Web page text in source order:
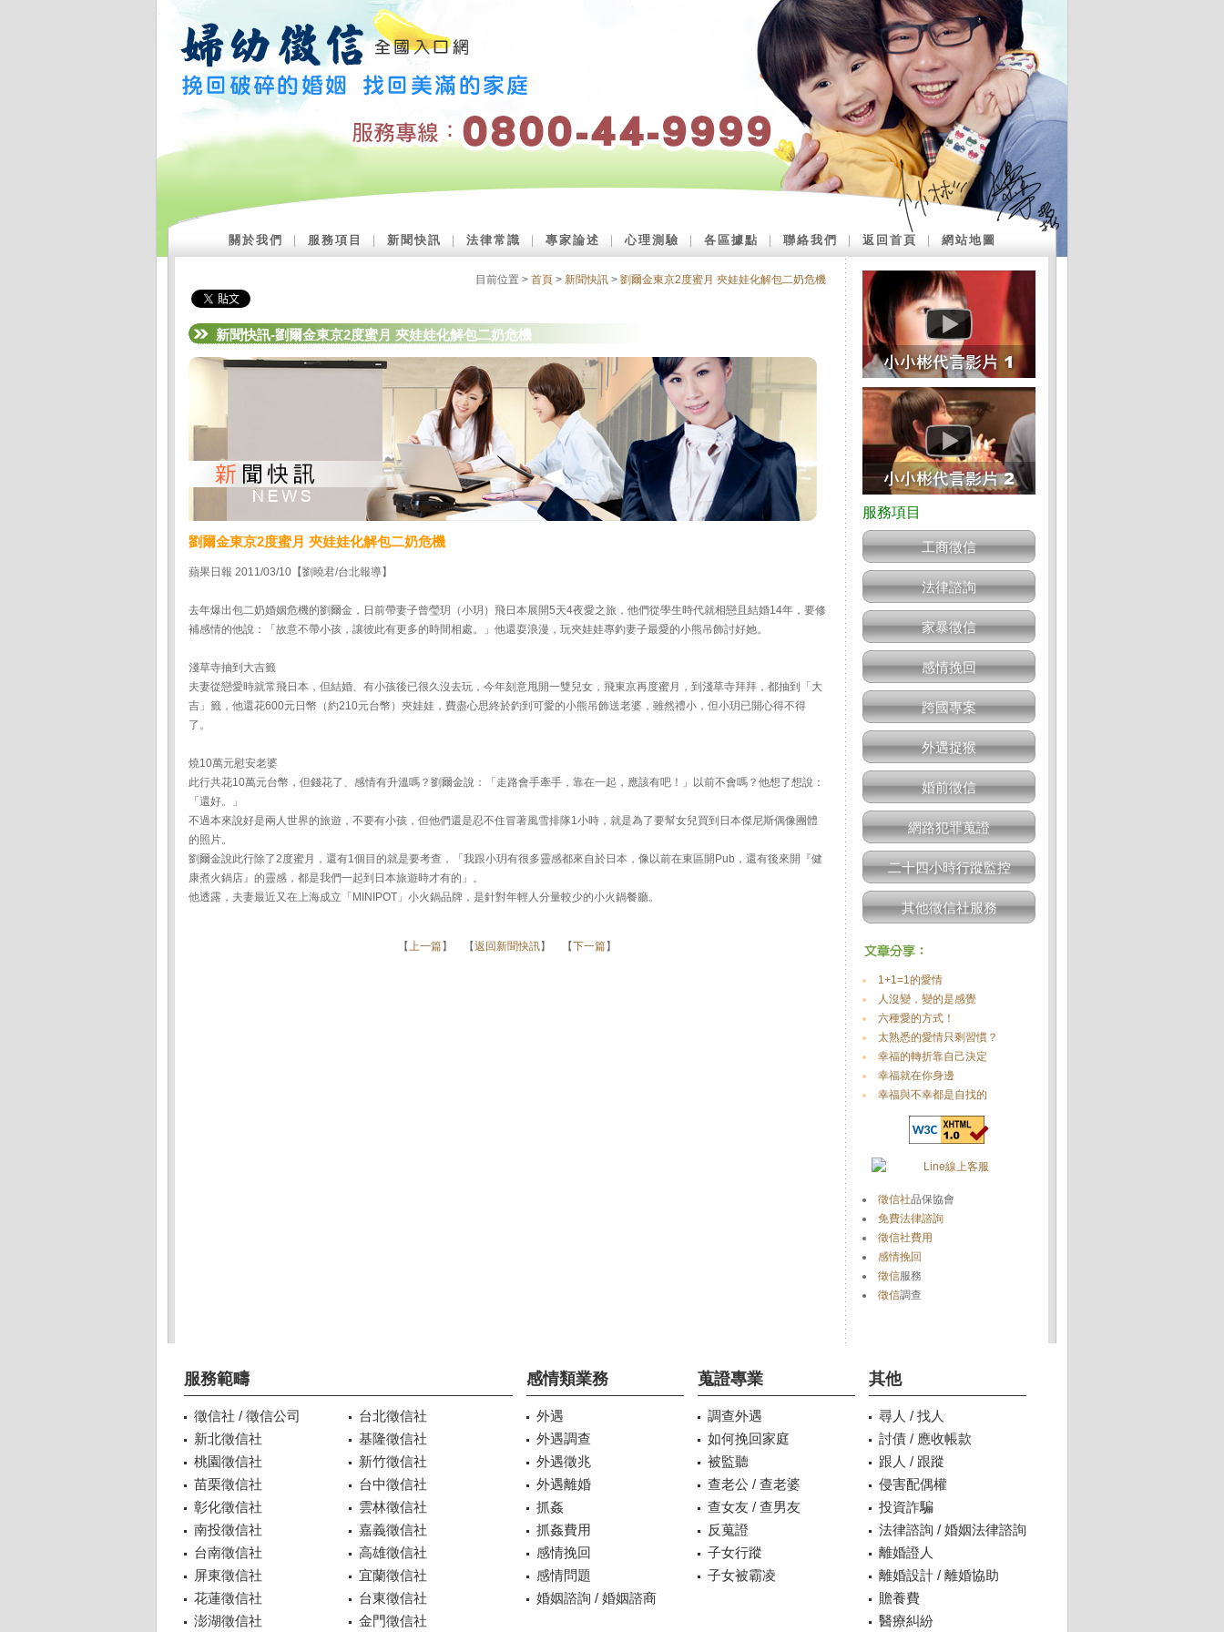
關於我們 服務項目 新聞快訊 法律常識 專家論述 ｜心理測驗 各區據點 聯絡我們 返回首頁 網站地圖
目前位置 > 首頁 > 新聞快訊 > 劉爾金東京2度蜜月 夾娃娃化解包二奶危機
新聞快訊-劉爾金東京2度蜜月 夾娃娃化解包二奶危機
劉爾金東京2度蜜月 夾娃娃化解包二奶危機
蘋果日報 2011/03/10【劉曉君/台北報導】
去年爆出包二奶婚姻危機的劉爾金，日前帶妻子曾瑩玥（小玥）飛日本展開5天4夜愛之旅，他們從學生時代就相戀且結婚14年，要修
補感情的他說：「故意不帶小孩，讓彼此有更多的時間相處。」他還耍浪漫，玩夾娃娃專釣妻子最愛的小熊吊飾討好她。
淺草寺抽到大吉籤
夫妻從戀愛時就常飛日本，但結婚、有小孩後已很久沒去玩，今年刻意甩開一雙兒女，飛東京再度蜜月，到淺草寺拜拜，都抽到「大
吉」籤，他還花600元日幣（約210元台幣）夾娃娃，費盡心思終於釣到可愛的小熊吊飾送老婆，雖然禮小，但小玥已開心得不得
了。
燒10萬元慰安老婆
此行共花10萬元台幣，但錢花了、感情有升溫嗎？劉爾金說：「走路會手牽手，靠在一起，應該有吧！」以前不會嗎？他想了想說：
「還好。」
不過本來說好是兩人世界的旅遊，不要有小孩，但他們還是忍不住冒著風雪排隊1小時，就是為了要幫女兒買到日本傑尼斯偶像團體
的照片。
劉爾金說此行除了2度蜜月，還有1個目的就是要考查，「我跟小玥有很多靈感都來自於日本，像以前在東區開Pub，還有後來開『健
康煮火鍋店』的靈感，都是我們一起到日本旅遊時才有的」。
他透露，夫妻最近又在上海成立「MINIPOT」小火鍋品牌，是針對年輕人分量較少的小火鍋餐廳。
【上一篇】 【返回新聞快訊】 【下一篇】
工商徵信
法律諮詢
家暴徵信
感情挽回
跨國專案
外遇捉猴
婚前徵信
網路犯罪蒐證
二十四小時行蹤監控
其他徵信社服務
1+1=1的愛情
人沒變，變的是感覺
六種愛的方式！
太熟悉的愛情只剩習慣？
幸福的轉折靠自己決定
幸福就在你身邊
幸福與不幸都是自找的
徵信社品保協會
免費法律諮詢
徵信社費用
感情挽回
徵信服務
徵信調查
服務範疇
徵信社 / 徵信公司
台北徵信社
新北徵信社
基隆徵信社
桃園徵信社
新竹徵信社
苗栗徵信社
台中徵信社
彰化徵信社
雲林徵信社
南投徵信社
嘉義徵信社
台南徵信社
高雄徵信社
屏東徵信社
宜蘭徵信社
花蓮徵信社
台東徵信社
澎湖徵信社
金門徵信社
感情類業務
外遇
外遇調查
外遇徵兆
外遇離婚
抓姦
抓姦費用
感情挽回
感情問題
婚姻諮詢 / 婚姻諮商
蒐證專業
調查外遇
如何挽回家庭
被監聽
查老公 / 查老婆
查女友 / 查男友
反蒐證
子女行蹤
子女被霸凌
其他
尋人 / 找人
討債 / 應收帳款
跟人 / 跟蹤
侵害配偶權
投資詐騙
法律諮詢 / 婚姻法律諮詢
離婚證人
離婚設計 / 離婚協助
贍養費
醫療糾紛